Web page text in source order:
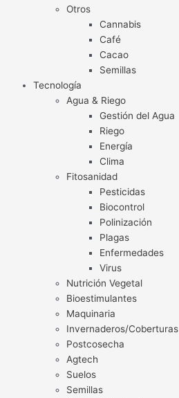
Otros
Cannabis
Café
Cacao
Semillas
Tecnología
Agua & Riego
Gestión del Agua
Riego
Energía
Clima
Fitosanidad
Pesticidas
Biocontrol
Polinización
Plagas
Enfermedades
Virus
Nutrición Vegetal
Bioestimulantes
Maquinaria
Invernaderos/Coberturas
Postcosecha
Agtech
Suelos
Semillas